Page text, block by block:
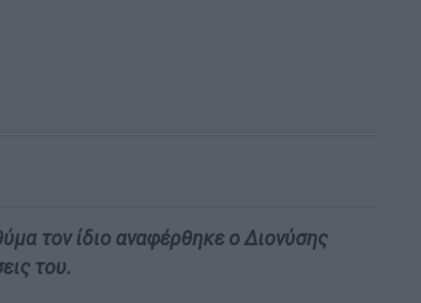
τον ίδιο αναφέρθηκε ο Διονύσης
του.